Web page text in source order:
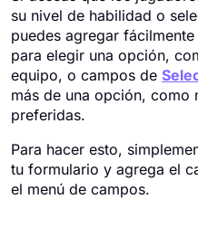
su nivel de habilidad o
puedes agregar
para elegir una opción,
equipo, o campos de
más de una opción, como
preferidas.
Para hacer esto,
tu formulario y agrega el
el menú de campos.